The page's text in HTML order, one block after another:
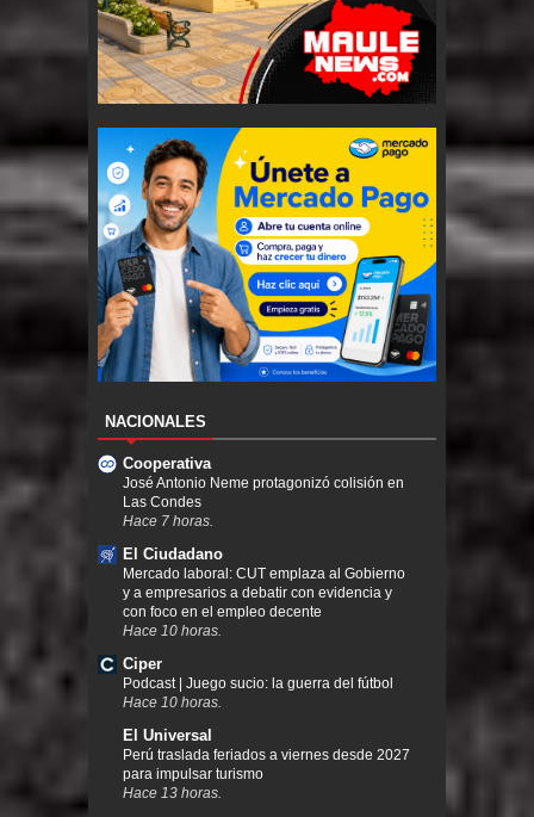
NACIONALES
Cooperativa
José Antonio Neme protagonizó colisión en
Las Condes
Hace 7 horas.
El Ciudadano
Mercado laboral: CUT emplaza al Gobierno
y a empresarios a debatir con evidencia y
con foco en el empleo decente
Hace 10 horas.
Ciper
Podcast | Juego sucio: la guerra del fútbol
Hace 10 horas.
El Universal
Perú traslada feriados a viernes desde 2027
para impulsar turismo
Hace 13 horas.